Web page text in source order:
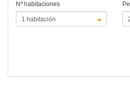
Nº habitaciones